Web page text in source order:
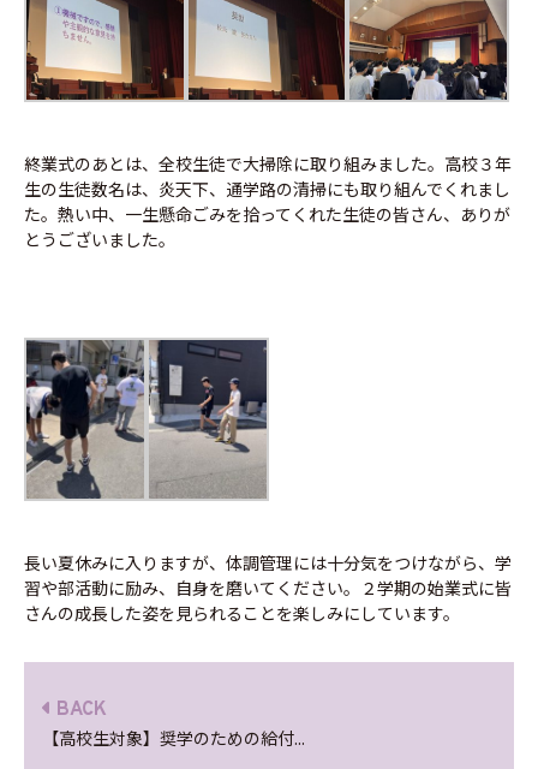
終業式のあとは、全校生徒で大掃除に取り組みました。高校３年
生の生徒数名は、炎天下、通学路の清掃にも取り組んでくれまし
た。熱い中、一生懸命ごみを拾ってくれた生徒の皆さん、ありが
とうございました。
長い夏休みに入りますが、体調管理には十分気をつけながら、学
習や部活動に励み、自身を磨いてください。２学期の始業式に皆
さんの成長した姿を見られることを楽しみにしています。
BACK
【高校生対象】奨学のための給付...